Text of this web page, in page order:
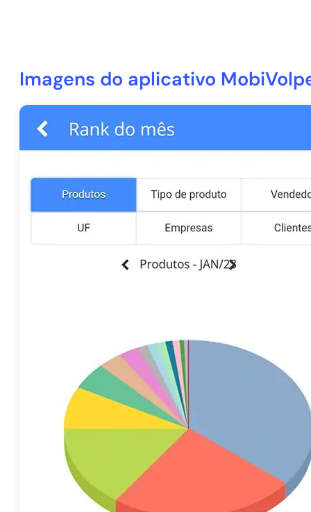
Imagens do aplicativo